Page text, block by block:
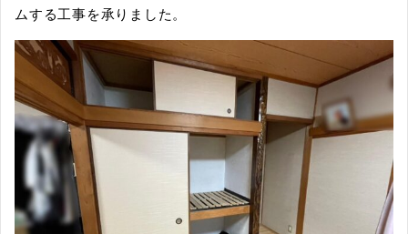
ムする工事を承りました。